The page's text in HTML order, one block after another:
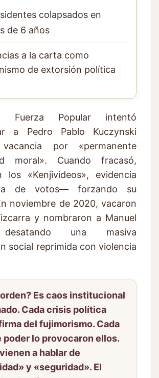
colapsados en
de 6 años
a la carta como
de extorsión política
Fuerza Popular intentó
a Pedro Pablo Kuczynski
por «permanente
moral». Cuando fracasó,
los «Kenjivideos», evidencia
de votos— forzando su
noviembre de 2020, vacaron
y nombraron a Manuel
una masiva
social reprimida con violencia
Es caos institucional
Cada crisis política
del fujimorismo. Cada
poder lo provocaron ellos.
a hablar de
y «seguridad». El